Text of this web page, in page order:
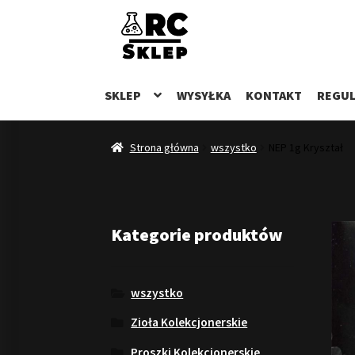
Przejdź
do
nawigacji
Przejdź
do
treści
SKLEP WYSYŁKA KONTAKT
Strona główna wszystko
Kategorie produktów
wszystko
Zioła Kolekcjonerskie